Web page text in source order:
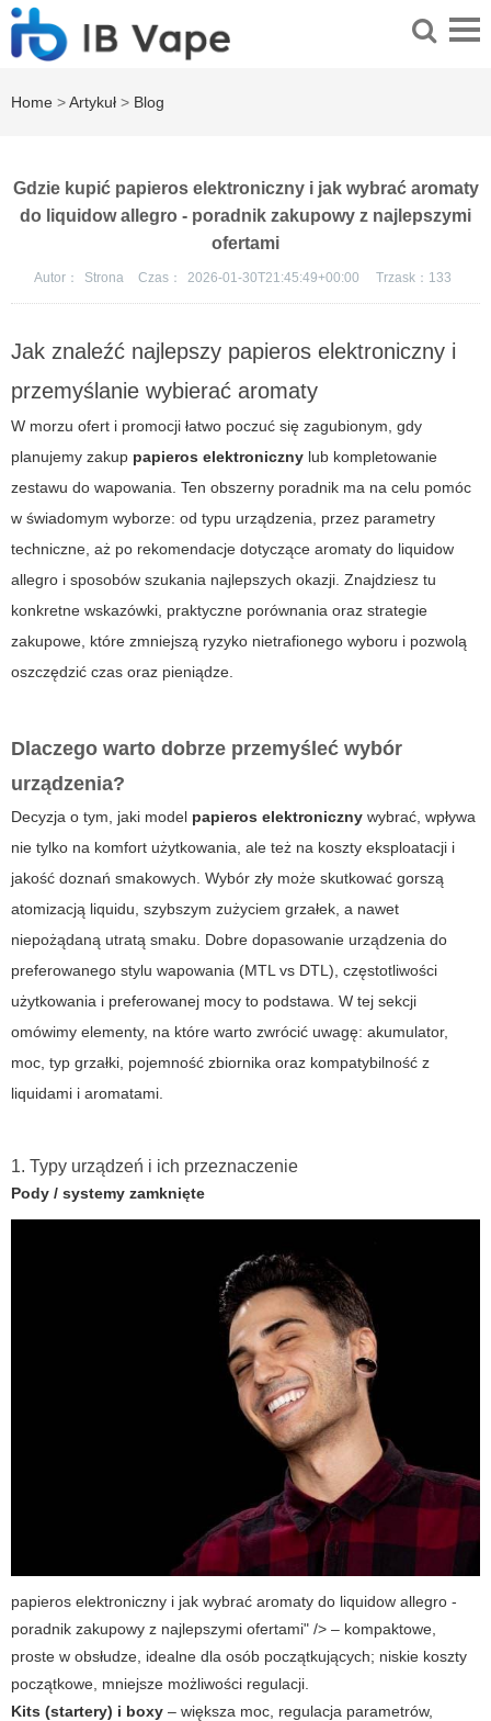
Home >Artykuł > Blog
Gdzie kupić papieros elektroniczny i jak wybrać aromaty
do liquidow allegro - poradnik zakupowy z najlepszymi
ofertami
Autor： Strona Czas： 2026-01-30T21:45:49+00:00 Trzask： 133
Jak znaleźć najlepszy papieros elektroniczny i
przemyślanie wybierać aromaty
W morzu ofert i promocji łatwo poczuć się zagubionym, gdy
planujemy zakup papieros elektroniczny lub kompletowanie
zestawu do wapowania. Ten obszerny poradnik ma na celu pomóc
w świadomym wyborze: od typu urządzenia, przez parametry
techniczne, aż po rekomendacje dotyczące aromaty do liquidow
allegro i sposobów szukania najlepszych okazji. Znajdziesz tu
konkretne wskazówki, praktyczne porównania oraz strategie
zakupowe, które zmniejszą ryzyko nietrafionego wyboru i pozwolą
oszczędzić czas oraz pieniądze.
Dlaczego warto dobrze przemyśleć wybór
urządzenia?
Decyzja o tym, jaki model papieros elektroniczny wybrać, wpływa
nie tylko na komfort użytkowania, ale też na koszty eksploatacji i
jakość doznań smakowych. Wybór zły może skutkować gorszą
atomizacją liquidu, szybszym zużyciem grzałek, a nawet
niepożądaną utratą smaku. Dobre dopasowanie urządzenia do
preferowanego stylu wapowania (MTL vs DTL), częstotliwości
użytkowania i preferowanej mocy to podstawa. W tej sekcji
omówimy elementy, na które warto zwrócić uwagę: akumulator,
moc, typ grzałki, pojemność zbiornika oraz kompatybilność z
liquidami i aromatami.
1. Typy urządzeń i ich przeznaczenie
Pody / systemy zamknięte
papieros elektroniczny i jak wybrać aromaty do liquidow allegro -
poradnik zakupowy z najlepszymi ofertami" /> – kompaktowe,
proste w obsłudze, idealne dla osób początkujących; niskie koszty
początkowe, mniejsze możliwości regulacji.
Kits (startery) i boxy – większa moc, regulacja parametrów,